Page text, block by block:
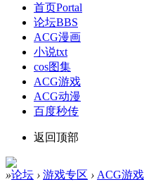
首页Portal
论坛BBS
ACG漫画
小说txt
cos图集
ACG游戏
ACG动漫
百度秒传
返回顶部
»论坛 › 游戏专区 › ACG游戏